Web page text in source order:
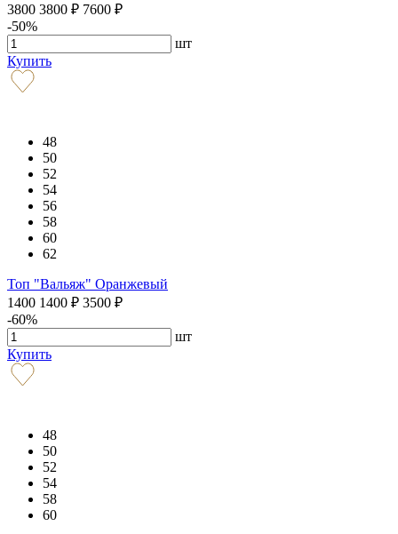
3800 3800 ₽ 7600 ₽
-50%
шт
Купить
48
50
52
54
56
58
60
62
Топ "Вальяж" Оранжевый
1400 1400 ₽ 3500 ₽
-60%
шт
Купить
48
50
52
54
58
60